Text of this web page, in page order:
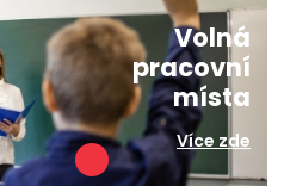
Volná
pracovní
místa
Více zde